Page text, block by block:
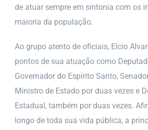
de atuar sempre em sintonia com os
maioria da população.
Ao grupo atento de oficiais, Elcio
pontos de sua atuação como
Governador do Espírito Santo,
Ministro de Estado por duas vezes e
Estadual, também por duas vezes.
longo de toda sua vida pública, a